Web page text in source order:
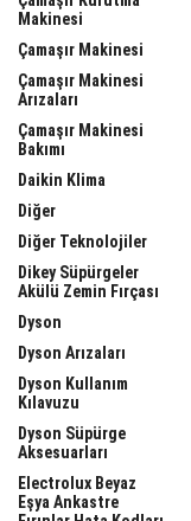
Makinesi
Çamaşır Makinesi
Çamaşır Makinesi
Arızaları
Çamaşır Makinesi
Bakımı
Daikin Klima
Diğer
Diğer Teknolojiler
Dikey Süpürgeler
Akülü Zemin Fırçası
Dyson
Dyson Arızaları
Dyson Kullanım
Kılavuzu
Dyson Süpürge
Aksesuarları
Electrolux Beyaz
Eşya Ankastre